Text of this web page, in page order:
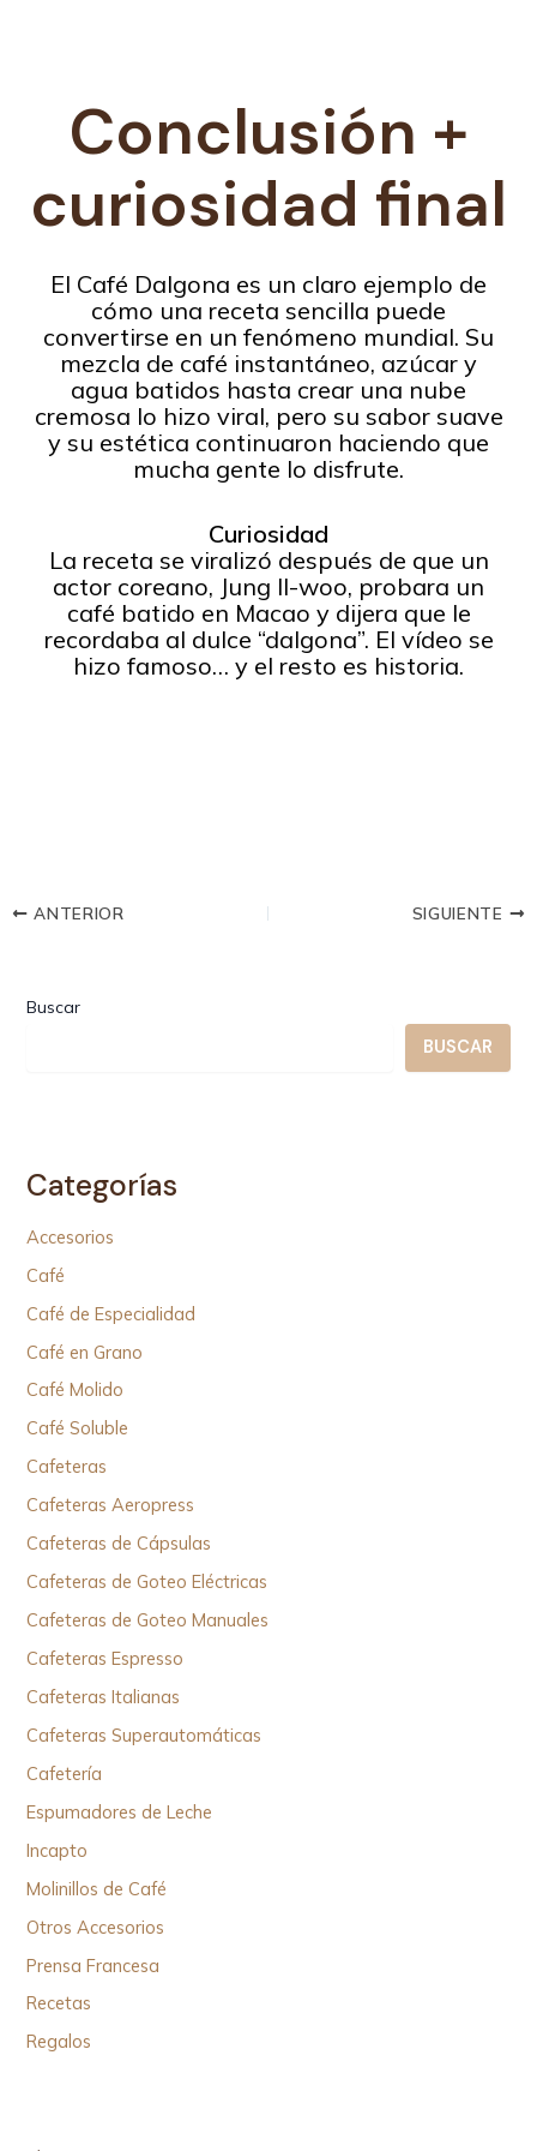
Conclusión +
curiosidad final
El Café Dalgona es un claro ejemplo de
cómo una receta sencilla puede
convertirse en un fenómeno mundial. Su
mezcla de café instantáneo, azúcar y
agua batidos hasta crear una nube
cremosa lo hizo viral, pero su sabor suave
y su estética continuaron haciendo que
mucha gente lo disfrute.
Curiosidad
La receta se viralizó después de que un
actor coreano, Jung Il-woo, probara un
café batido en Macao y dijera que le
recordaba al dulce “dalgona”. El vídeo se
hizo famoso… y el resto es historia.
ANTERIOR SIGUIENTE
Buscar
BUSCAR
Categorías
Accesorios
Café
Café de Especialidad
Café en Grano
Café Molido
Café Soluble
Cafeteras
Cafeteras Aeropress
Cafeteras de Cápsulas
Cafeteras de Goteo Eléctricas
Cafeteras de Goteo Manuales
Cafeteras Espresso
Cafeteras Italianas
Cafeteras Superautomáticas
Cafetería
Espumadores de Leche
Incapto
Molinillos de Café
Otros Accesorios
Prensa Francesa
Recetas
Regalos